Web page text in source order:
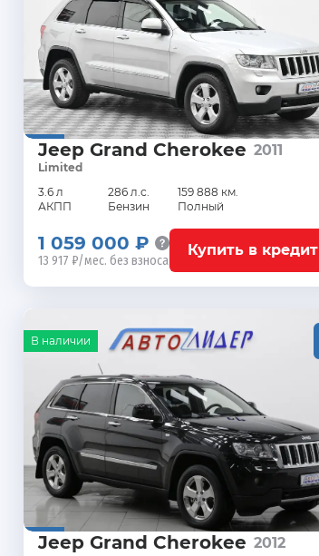
Jeep Grand Cherokee 2011
Limited
3.6 л
286 л.с.
159 888 км.
АКПП
Бензин Полный
Купить в кредит
1 059 000 ₽
13 917 ₽/мес. без взноса
Jeep Grand Cherokee 2012
В наличии